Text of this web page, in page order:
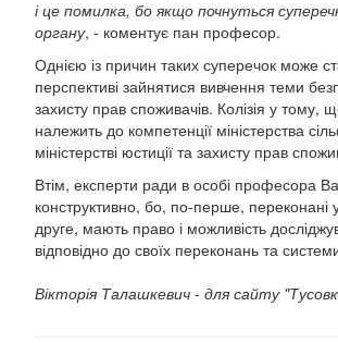
і це помилка, бо якщо почнуться
органу, - коментує пан професор.
Однією із причин таких суперечок може
перспективі зайнятися вивчення теми
захисту прав споживачів. Колізія у тому,
належить до компетенції міністерства
міністерстві юстиції та захисту прав
Втім, експерти ради в особі професора
конструктивно, бо, по-перше, переконані
друге, мають право і можливість
відповідно до своїх переконань та
Вікторія Талашкевич - для сайту